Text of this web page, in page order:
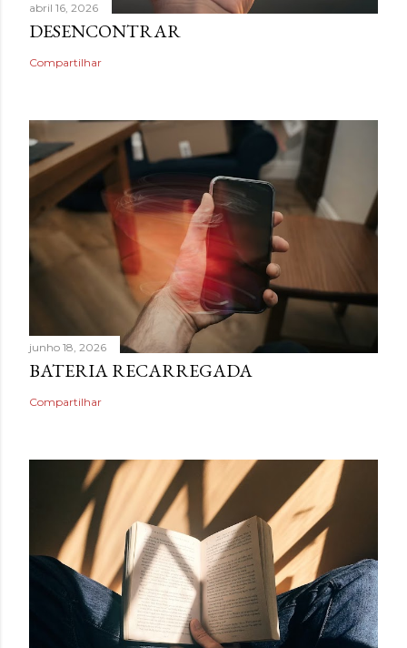
abril 16, 2026
DESENCONTRAR
Compartilhar
junho 18, 2026
BATERIA RECARREGADA
Compartilhar